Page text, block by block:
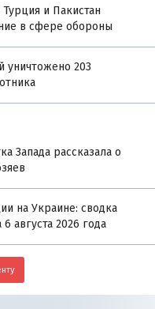
и Пакистан
в сфере обороны
уничтожено 203
Запада рассказала о
на Украине: сводка
августа 2026 года